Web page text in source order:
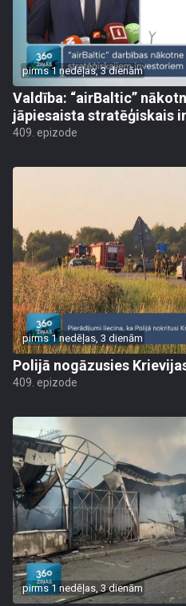
pirms 1 nedēļas, 3 dienām
Valdība: “airBaltic”
jāpiesaista stratēģiskais
409. epizode
pirms 1 nedēļas, 3 dienām
Polijā nogāzusies
409. epizode
pirms 1 nedēļas, 3 dienām